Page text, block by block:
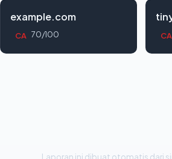
example.com
CA 70/100 CA
Laporan ini dibuat otomatis dari